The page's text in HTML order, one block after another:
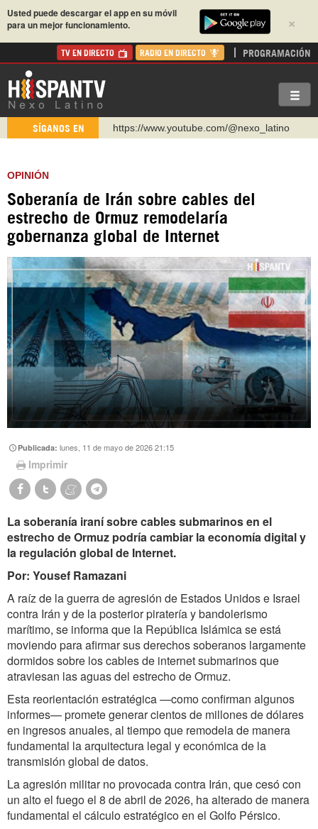
×
Usted puede descargar el app en su móvil
para un mejor funcionamiento.
TV EN DIRECTO RADIO EN DIRECTO PROGRAMACIÓN
SÍGANOS EN
http://twitter.com/nexo_latino
WhatsApp y Viber: +98 921 79 29 404
Instagram como: hispan_tv
https://www.facebook.com/Nexolatino.Canal
https://www.youtube.com/@nexo_latino
OPINIÓN
Soberanía de Irán sobre cables del
estrecho de Ormuz remodelaría
gobernanza global de Internet
Publicada:lunes, 11 de mayo de 2026 21:15
Imprimir
La soberanía iraní sobre cables submarinos en el
estrecho de Ormuz podría cambiar la economía digital y
la regulación global de Internet.
Por: Yousef Ramazani
A raíz de la guerra de agresión de Estados Unidos e Israel
contra Irán y de la posterior piratería y bandolerismo
marítimo, se informa que la República Islámica se está
moviendo para afirmar sus derechos soberanos largamente
dormidos sobre los cables de internet submarinos que
atraviesan las aguas del estrecho de Ormuz.
Esta reorientación estratégica —como confirman algunos
informes— promete generar cientos de millones de dólares
en ingresos anuales, al tiempo que remodela de manera
fundamental la arquitectura legal y económica de la
transmisión global de datos.
La agresión militar no provocada contra Irán, que cesó con
un alto el fuego el 8 de abril de 2026, ha alterado de manera
fundamental el cálculo estratégico en el Golfo Pérsico.